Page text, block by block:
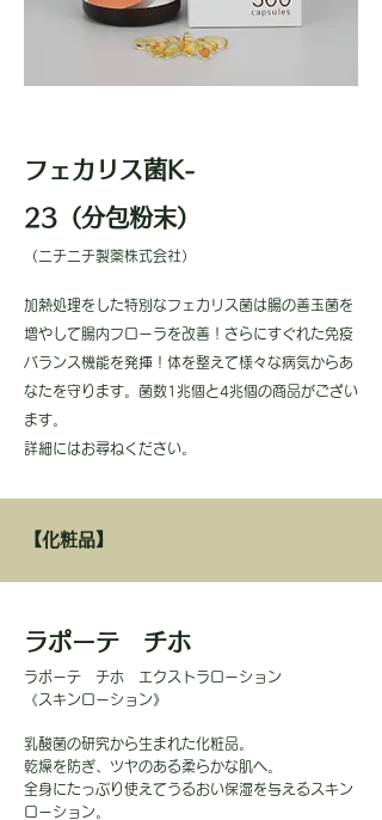
フェカリス菌K-
23（分包粉末）
（ニチニチ製薬株式会社）
加熱処理をした特別なフェカリス菌は腸の善玉菌を
増やして腸内フローラを改善！さらにすぐれた免疫
バランス機能を発揮！体を整えて様々な病気からあ
なたを守ります。菌数1兆個と4兆個の商品がござい
ます。
​​詳細にはお尋ねください。
【化粧品】
ラポーテ チホ
ラポーテ チホ エクストラローション
《スキンローション》
乳酸菌の研究から生まれた化粧品。
乾燥を防ぎ、ツヤのある柔らかな肌へ。
全身にたっぷり使えてうるおい保湿を与えるスキン
ローション。